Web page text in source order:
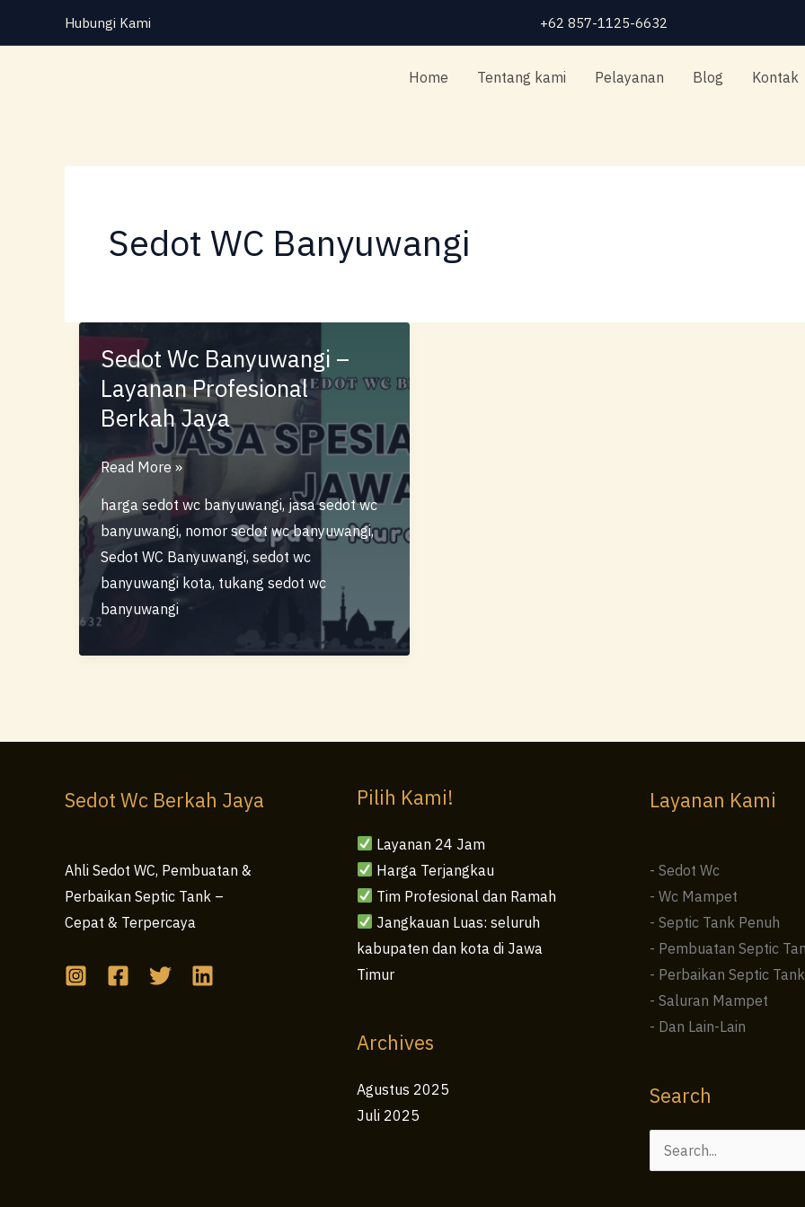
Hubungi Kami +62 857-1125-6632
Home Tentang kami Pelayanan Blog Kontak
Sedot WC Banyuwangi
Sedot Wc Banyuwangi –
Layanan Profesional
Berkah Jaya
Sedot
Banyuwangi
Layanan
Profesional
Berkah
Read More »
harga sedot wc banyuwangi, jasa sedot wc
banyuwangi, nomor sedot wc banyuwangi,
Sedot WC Banyuwangi, sedot wc
banyuwangi kota, tukang sedot wc
banyuwangi
Sedot Wc Berkah Jaya
Ahli Sedot WC, Pembuatan &
Perbaikan Septic Tank –
Cepat & Terpercaya
Pilih Kami!
Layanan 24 Jam
Harga Terjangkau
Tim Profesional dan Ramah
Jangkauan Luas: seluruh
kabupaten dan kota di Jawa
Timur
Archives
Agustus 2025
Juli 2025
Layanan Kami
- Sedot Wc
- Wc Mampet
- Septic Tank Penuh
- Pembuatan Septic
- Perbaikan Septic Tank
- Saluran Mampet
- Dan Lain-Lain
Search
Cari